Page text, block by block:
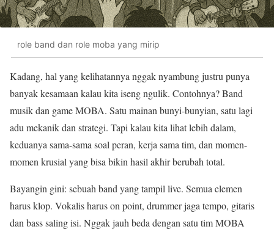
role band dan role moba yang mirip
Kadang, hal yang kelihatannya nggak nyambung justru punya
banyak kesamaan kalau kita iseng ngulik. Contohnya? Band
musik dan game MOBA. Satu mainan bunyi-bunyian, satu lagi
adu mekanik dan strategi. Tapi kalau kita lihat lebih dalam,
keduanya sama-sama soal peran, kerja sama tim, dan momen-
momen krusial yang bisa bikin hasil akhir berubah total.
Bayangin gini: sebuah band yang tampil live. Semua elemen
harus klop. Vokalis harus on point, drummer jaga tempo, gitaris
dan bass saling isi. Nggak jauh beda dengan satu tim MOBA